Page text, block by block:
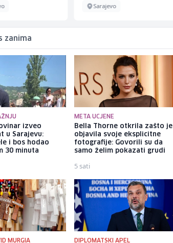
Sarajevo
zanima
izveo
u Sarajevu:
i bos hodao
30 minuta
META UCJENE
Bella Thorne otkrila zašto je
objavila svoje eksplicitne
fotografije: Govorili su da
samo želim pokazati grudi
5 sati
MURGIA DIPLOMATSKI APEL